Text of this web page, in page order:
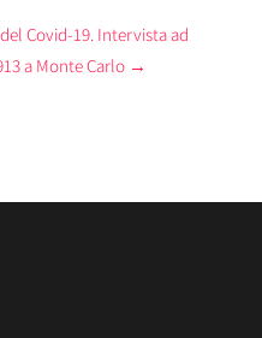
Covid-19. Intervista ad
a Monte Carlo →